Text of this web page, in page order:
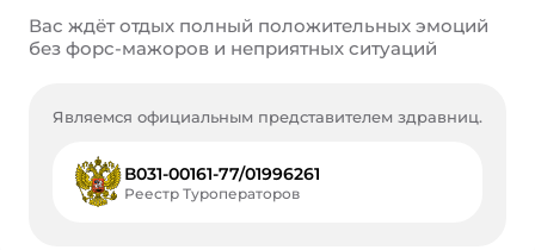
Вас ждёт отдых полный положительных эмоций
без форс-мажоров и неприятных ситуаций
Являемся официальным представителем здравниц.
В031-00161-77/01996261
Реестр Туроператоров